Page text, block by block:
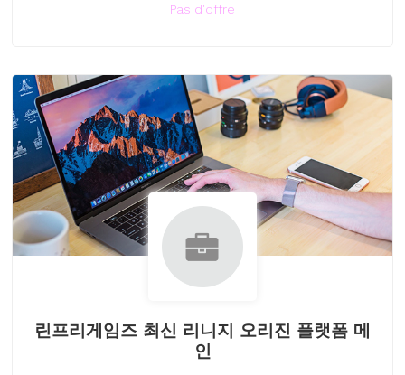
Pas d'offre
린프리게임즈 최신 리니지 오리진 플랫폼 메
인